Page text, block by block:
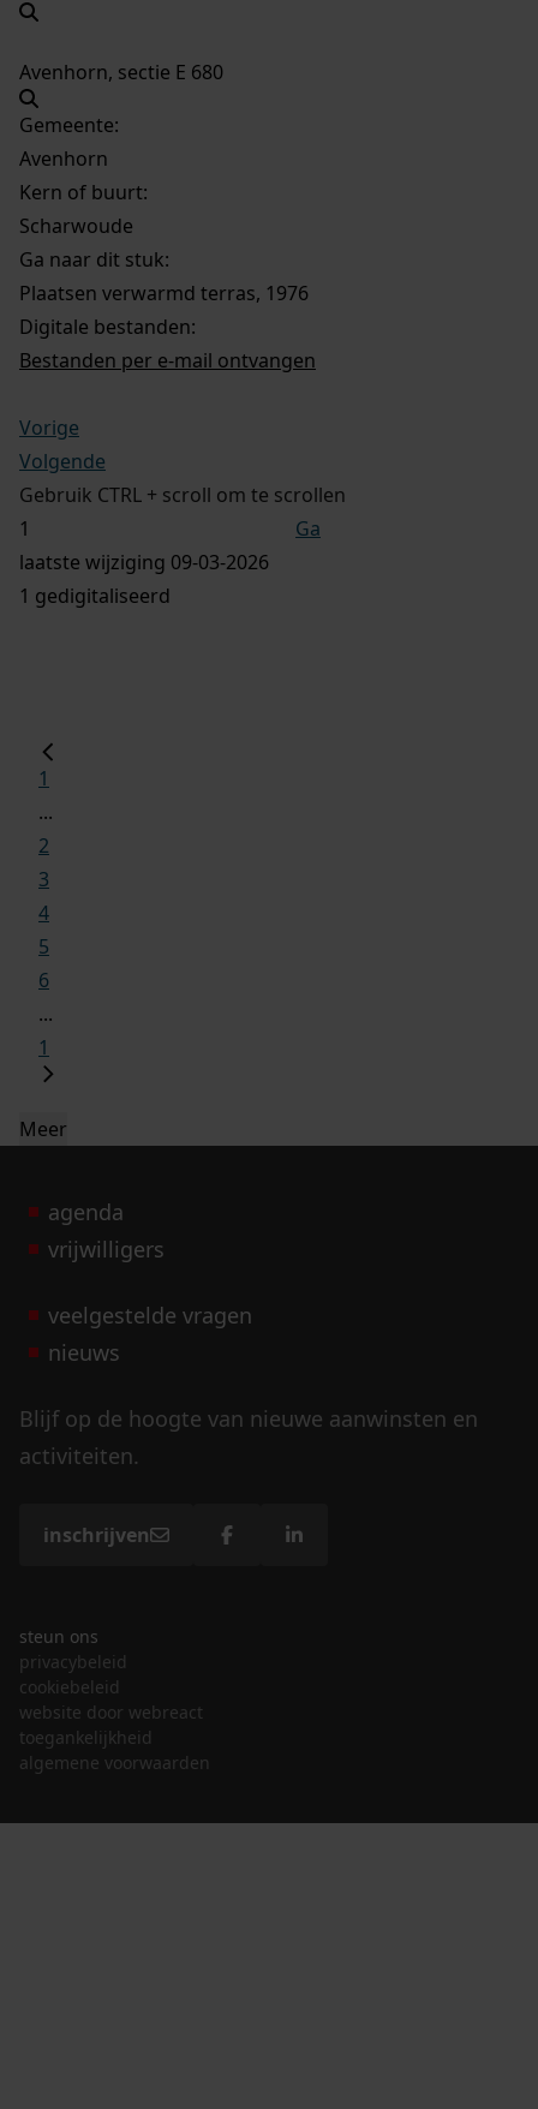
Avenhorn, sectie E 680
Gemeente:
Avenhorn
Kern of buurt:
Scharwoude
Ga naar dit stuk:
Plaatsen verwarmd terras, 1976
Digitale bestanden:
Bestanden per e-mail ontvangen
Vorige
Volgende
Gebruik CTRL + scroll om te scrollen
Ga
laatste wijziging 09-03-2026
1 gedigitaliseerd
1
...
2
3
4
5
6
...
1
Meer
agenda
vrijwilligers
veelgestelde vragen
nieuws
Blijf op de hoogte van nieuwe aanwinsten en
activiteiten.
inschrijven
steun ons
privacybeleid
cookiebeleid
website door webreact
toegankelijkheid
algemene voorwaarden